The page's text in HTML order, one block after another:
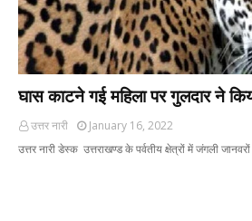
घास काटने गई महिला पर गुलदार ने
उत्तर नारी
January 16, 2022
उत्तर नारी डेस्क उत्तराखण्ड के पर्वतीय क्षेत्रों में जंगली